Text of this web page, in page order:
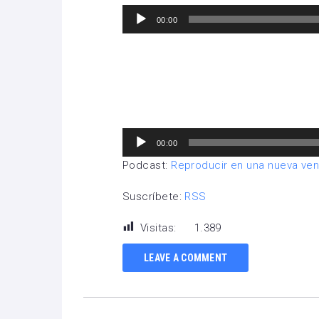
Reproductor
00:00
Reproductor
audio
00:00
Podcast: Reproducir en una nueva
Suscríbete: RSS
Visitas: 1.389
LEAVE A COMMENT